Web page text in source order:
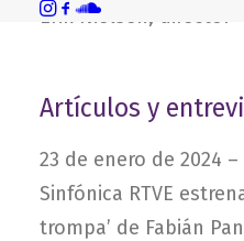
Erik Nielsen, director
Artículos y
23 de enero de 2024 –
Sinfónica RTVE
trompa’ de Fabián